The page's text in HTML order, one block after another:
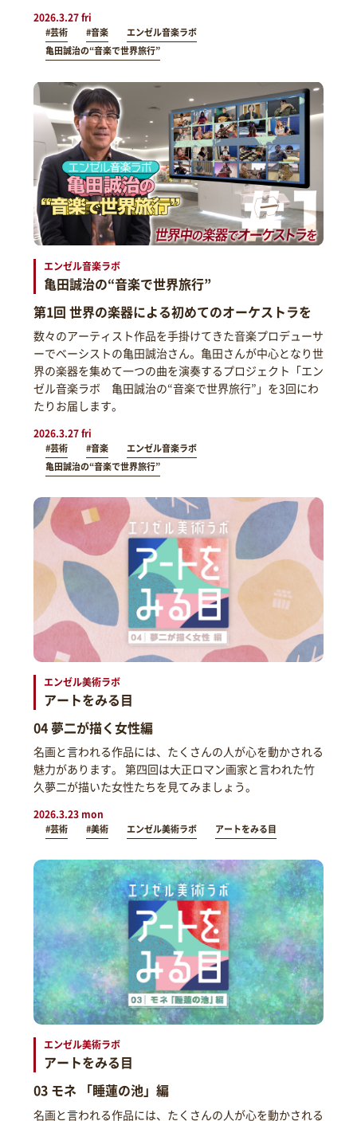
2026.3.27 fri
#芸術 #音楽
エンゼル音楽ラボ
亀田誠治の“音楽で世界旅行”
エンゼル音楽ラボ
亀田誠治の“音楽で世界旅行”
第1回 世界の楽器による初めてのオーケストラを
数々のアーティスト作品を手掛けてきた音楽プロデューサ
ーでベーシストの亀田誠治さん。亀田さんが中心となり世
界の楽器を集めて一つの曲を演奏するプロジェクト「エン
ゼル音楽ラボ 亀田誠治の“音楽で世界旅行”」を3回にわ
たりお届します。
2026.3.27 fri
#芸術 #音楽
エンゼル音楽ラボ
亀田誠治の“音楽で世界旅行”
エンゼル美術ラボ
アートをみる目
04 夢二が描く女性編
名画と言われる作品には、たくさんの人が心を動かされる
魅力があります。 第四回は大正ロマン画家と言われた竹
久夢二が描いた女性たちを見てみましょう。
2026.3.23 mon
#芸術 #美術 エンゼル美術ラボ アートをみる目
エンゼル美術ラボ
アートをみる目
03 モネ 「睡蓮の池」編
名画と言われる作品には、たくさんの人が心を動かされる